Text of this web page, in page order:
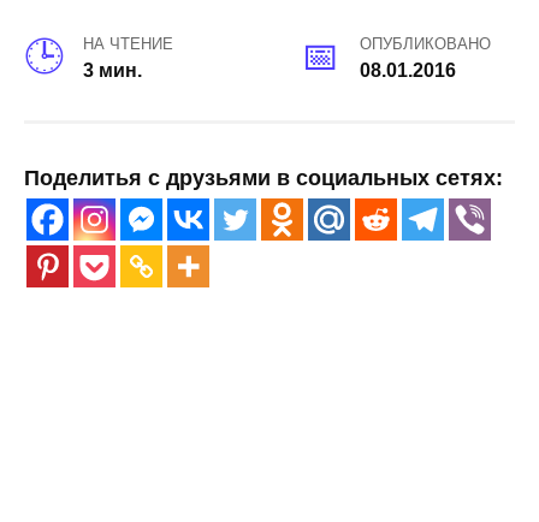
НА ЧТЕНИЕ
3 мин.
ОПУБЛИКОВАНО
08.01.2016
Поделитья с друзьями в социальных сетях: